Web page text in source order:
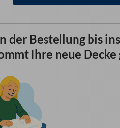
der Bestellung bis
Ihre neue